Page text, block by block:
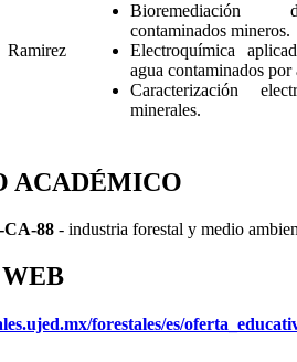
contaminados mineros.
Electroquímica
agua contaminados por
Caracterización
minerales.
ACADÉMICO
88 - industria forestal y medio
forestales/es/